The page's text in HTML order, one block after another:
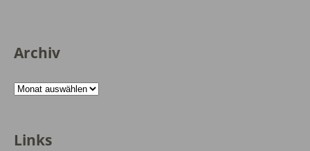
Archiv
Archiv
Links